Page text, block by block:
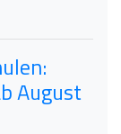
August